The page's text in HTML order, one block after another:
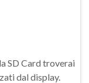
SD Card troverai
dal display.